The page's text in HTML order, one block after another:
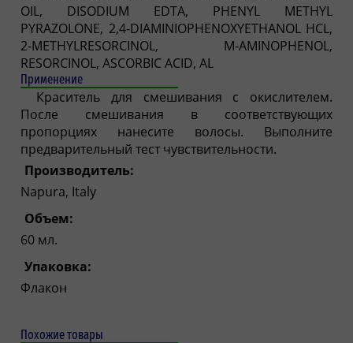
OIL, DISODIUM EDTA, PHENYL METHYL
PYRAZOLONE, 2,4-DIAMINIOPHENOXYETHANOL HCL,
2-METHYLRESORCINOL, M-AMINOPHENOL,
RESORCINOL, ASCORBIC ACID, AL
Применение
Краситель для смешивания с окислителем.
После смешивания в соответствующих
пропорциях нанесите волосы. Выполните
предварительный тест чувствительности.
Производитель:
Napura, Italy
Объем:
60 мл.
Упаковка:
Флакон
Похожие товары